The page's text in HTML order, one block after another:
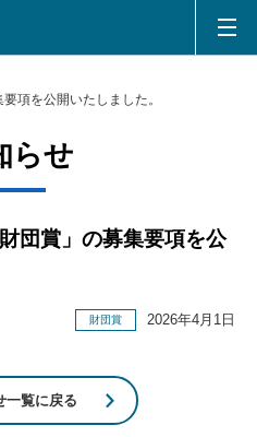
項を公開いたしました。
らせ
団賞」の募集要項を公
財団賞 2026年4月1日
一覧に戻る